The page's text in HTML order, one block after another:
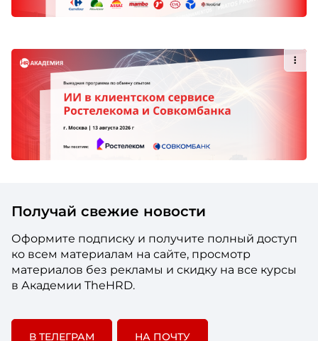
Получай свежие новости
Оформите подписку и получите полный доступ
ко всем материалам на сайте, просмотр
материалов без рекламы и скидку на все курсы
в Академии TheHRD.
В ТЕЛЕГРАМ НА ПОЧТУ